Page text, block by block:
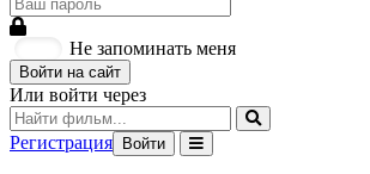
Не запоминать меня
Войти на сайт
Или войти через
Регистрация Войти